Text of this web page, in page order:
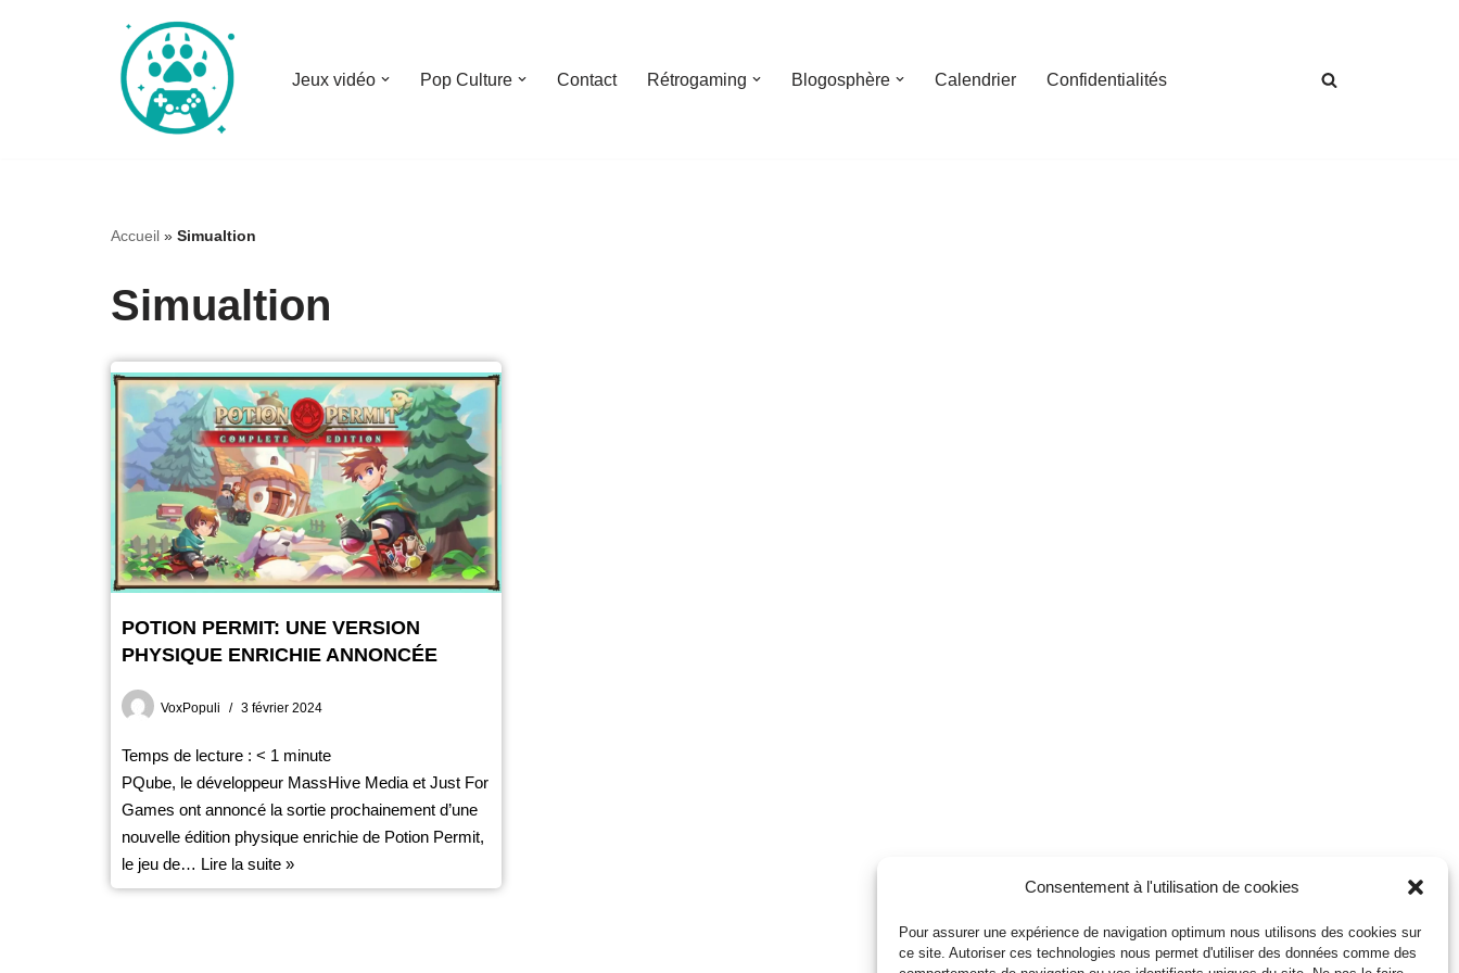
Consentement à l'utilisation de cookies
Pour assurer une expérience de navigation optimum nous utilisons des cookies sur
ce site. Autoriser ces technologies nous permet d'utiliser des données comme des
Jeux vidéo Pop Culture Contact Rétrogaming Blogosphère Calendrier Confidentialités
Accueil » Simualtion
Simualtion
POTION PERMIT: UNE VERSION
PHYSIQUE ENRICHIE ANNONCÉE
VoxPopuli 3 février 2024
Temps de lecture : < 1 minute
PQube, le développeur MassHive Media et Just For
Games ont annoncé la sortie prochainement d’une
nouvelle édition physique enrichie de Potion Permit,
le jeu de… Lire la suite »